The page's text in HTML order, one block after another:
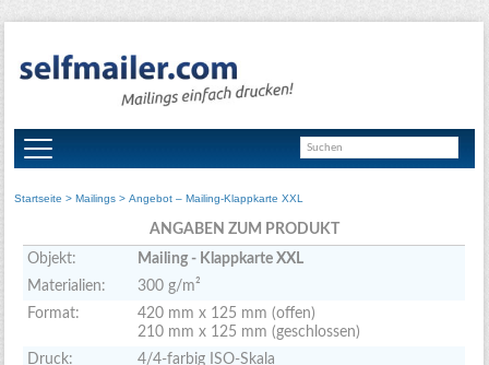
Startseite >Mailings > Angebot – Mailing-Klappkarte XXL